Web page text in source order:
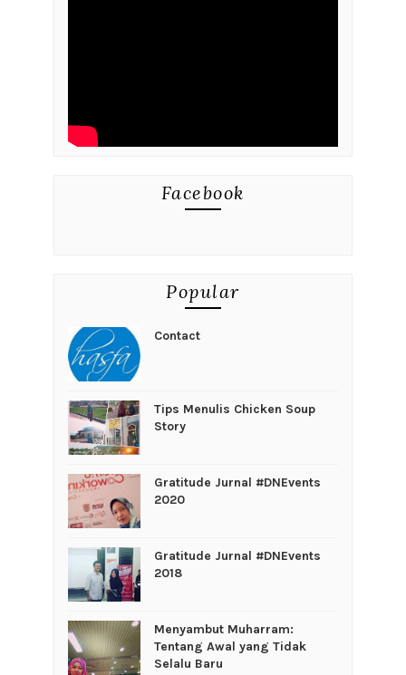
Facebook
Popular
Contact
Tips Menulis Chicken Soup
Story
Gratitude Jurnal #DNEvents
2020
Gratitude Jurnal #DNEvents
2018
Menyambut Muharram:
Tentang Awal yang Tidak
Selalu Baru